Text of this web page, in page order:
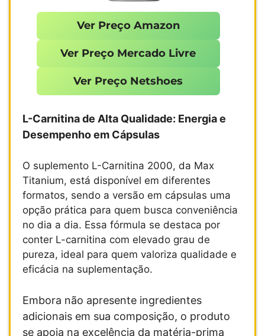
Ver Preço Amazon
Ver Preço Mercado Livre
Ver Preço Netshoes
L-Carnitina de Alta Qualidade: Energia e
Desempenho em Cápsulas
O suplemento L-Carnitina 2000, da Max
Titanium, está disponível em diferentes
formatos, sendo a versão em cápsulas uma
opção prática para quem busca conveniência
no dia a dia. Essa fórmula se destaca por
conter L-carnitina com elevado grau de
pureza, ideal para quem valoriza qualidade e
eficácia na suplementação.
Embora não apresente ingredientes
adicionais em sua composição, o produto
se apoia na excelência da matéria-prima